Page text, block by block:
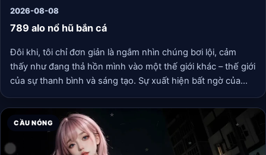
2026-08-08
789 alo nổ hũ bắn cá
Đôi khi, tôi chỉ đơn giản là ngắm nhìn chúng bơi lội, cảm
thấy như đang thả hồn mình vào một thế giới khác – thế giới
của sự thanh bình và sáng tạo. Sự xuất hiện bất ngờ của
những chú cá đặc biệt, với hình thù kỳ lạ và màu sắc phi
thường, luôn mang đến những khoảnh khắc thích thú nho
nhỏ, như một món quà bất ngờ cho một ngày dài.
CẦU NÓNG